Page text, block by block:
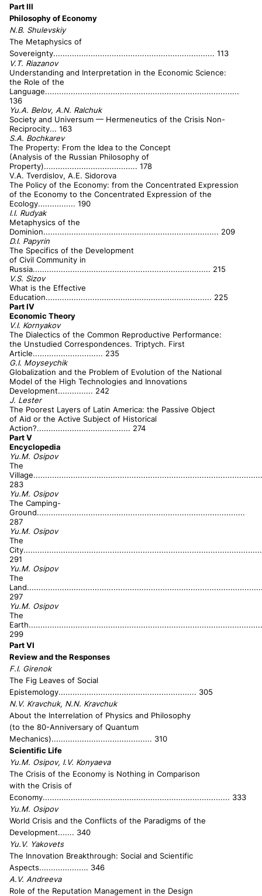
Part III
Philosophy of Economy
N.B. Shulevskiy
The Metaphysics of
Sovereignty..................................................................... 113
V.T. Riazanov
Understanding and Interpretation in the Economic Science:
the Role of the
Language...................................................................................
136
Yu.A. Belov, A.N. Ralchuk
Society and Universum — Hermeneutics of the Crisis Non-
Reciprocity... 163
S.A. Bochkarev
The Property: From the Idea to the Concept
(Analysis of the Russian Philosophy of
Property)........................................ 178
V.A. Tverdislov, A.E. Sidorova
The Policy of the Economy: from the Concentrated Expression
of the Economy to the Concentrated Expression of the
Ecology................ 190
I.I. Rudyak
Metaphysics of the
Dominion........................................................................... 209
D.I. Papyrin
The Specifics of the Development
of Civil Community in
Russia............................................................................ 215
V.S. Sizov
What is the Effective
Education....................................................................... 225
Part IV
Economic Theory
V.I. Kornyakov
The Dialectics of the Common Reproductive Performance:
the Unstudied Correspondences. Triptych. First
Article.............................. 235
G.I. Moyseychik
Globalization and the Problem of Evolution of the National
Model of the High Technologies and Innovations
Development............... 242
J. Lester
The Poorest Layers of Latin America: the Passive Object
of Aid or the Active Subject of Historical
Action?........................................ 274
Part V
Encyclopedia
Yu.M. Osipov
The
283
Yu.M. Osipov
The Camping-
Ground.........................................................................................
287
Yu.M. Osipov
The
291
Yu.M. Osipov
The
297
Yu.M. Osipov
The
299
Part VI
Review and the Responses
F.I. Girenok
The Fig Leaves of Social
Epistemology........................................................... 305
N.V. Kravchuk, N.N. Kravchuk
About the Interrelation of Physics and Philosophy
(to the 80-Anniversary of Quantum
Mechanics)........................................... 310
Scientific Life
Yu.M. Osipov, I.V. Konyaeva
The Crisis of the Economy is Nothing in Comparison
with the Crisis of
Economy................................................................................ 333
Yu.M. Osipov
World Crisis and the Conflicts of the Paradigms of the
Development....... 340
Yu.V. Yakovets
The Innovation Breakthrough: Social and Scientific
Aspects..................... 346
A.V. Andreeva
Role of the Reputation Management in the Design